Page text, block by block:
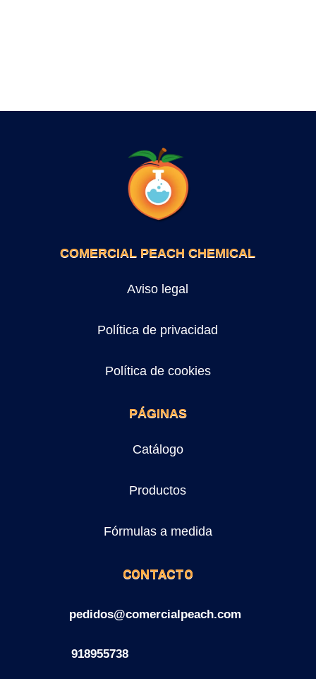
COMERCIAL PEACH CHEMICAL
Aviso legal
Política de privacidad
Política de cookies
PÁGINAS
Catálogo
Productos
Fórmulas a medida
CONTACTO
pedidos@comercialpeach.com
918955738